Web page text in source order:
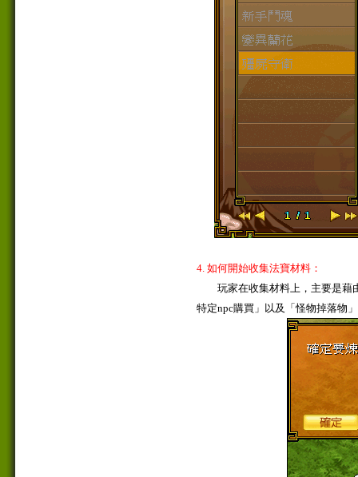
4. 如何開始收集法寶材料：
玩家在收集材料上，主要是藉
特定npc購買」以及「怪物掉落物